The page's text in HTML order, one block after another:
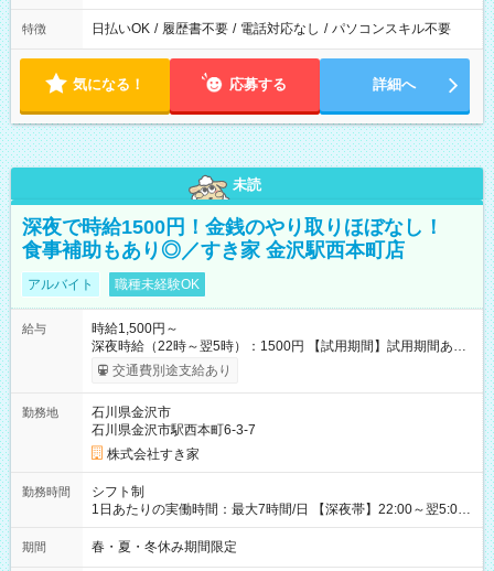
特徴 日払いOK / 履歴書不要 / 電話対応なし / パソコンスキル不要
気になる！ 応募する 詳細へ
未読
深夜で時給1500円！金銭のやり取りほぼなし！
食事補助もあり◎／すき家 金沢駅西本町店
アルバイト 職種未経験OK
給与
時給1,500円～
深夜時給（22時～翌5時）：1500円 【試用期間】試用期間あり
試用期間の長さ：1ヶ月 雇用形態、給与は本採用時と同じです。
試用期間の実態は30日（※条件変更なし）ですが、切り上げで
同時給）
交通費別途支給あり
勤務地
石川県金沢市
石川県金沢市駅西本町6-3-7
株式会社すき家
勤務時間
シフト制
1日あたりの実働時間：最大7時間/日 【深夜帯】22:00～翌5:00
週2日～・1日2h～OK◎ ※22:00から翌5:00までは18歳以上の方
のみ勤務可能です（18歳未満の深夜業務禁止のため） ★深夜で
期間 春・夏・冬休み期間限定